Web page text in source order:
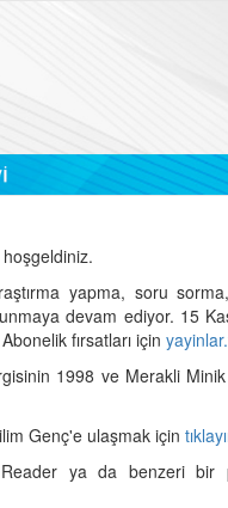
yapma, soru
devam ediyor. 15
fırsatları için
1998 ve Merakli
Genç'e ulaşmak için
ya da benzeri bir